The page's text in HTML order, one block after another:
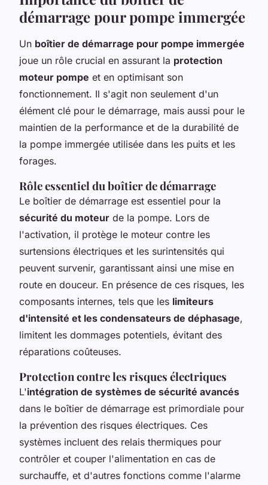
démarrage pour pompe immergée
Un boîtier de démarrage pour pompe immergée
joue un rôle crucial en assurant la protection
moteur pompe et en optimisant son
fonctionnement. Il s'agit non seulement d'un
élément clé pour le démarrage, mais aussi pour le
maintien de la performance et de la durabilité de
la pompe immergée utilisée dans les puits et les
forages.
Rôle essentiel du boîtier de démarrage
Le boîtier de démarrage est essentiel pour la
sécurité du moteur de la pompe. Lors de
l'activation, il protège le moteur contre les
surtensions électriques et les surintensités qui
peuvent survenir, garantissant ainsi une mise en
route en douceur. En présence de ces risques, les
composants internes, tels que les limiteurs
d'intensité et les condensateurs de déphasage,
limitent les dommages potentiels, évitant des
réparations coûteuses.
Protection contre les risques électriques
L'intégration de systèmes de sécurité avancés
dans le boîtier de démarrage est primordiale pour
la prévention des risques électriques. Ces
systèmes incluent des relais thermiques pour
contrôler et couper l'alimentation en cas de
surchauffe, et d'autres fonctions comme l'alarme